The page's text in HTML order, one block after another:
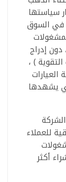
سياستها
في السوق
إدراج
) ،
يشهدها
للعملاء
أكثر